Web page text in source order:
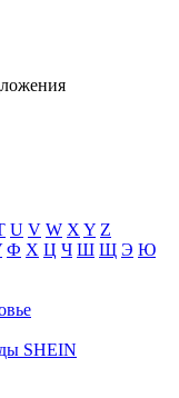
U V W X Y Z
Ф Х Ц Ч Ш Щ Э Ю
SHEIN